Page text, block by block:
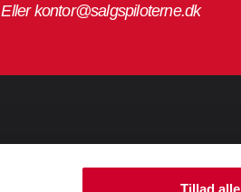
Tillad alle
Eller kontor@salgspiloterne.dk